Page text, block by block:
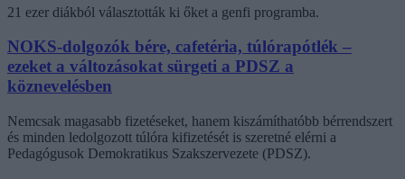
21 ezer diákból választották ki őket a genfi programba.
NOKS-dolgozók bére, cafetéria, túlórapótlék –
ezeket a változásokat sürgeti a PDSZ a
köznevelésben
Nemcsak magasabb fizetéseket, hanem kiszámíthatóbb bérrendszert
és minden ledolgozott túlóra kifizetését is szeretné elérni a
Pedagógusok Demokratikus Szakszervezete (PDSZ).